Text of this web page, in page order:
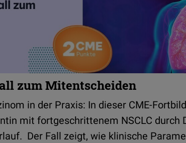
zum Mitentscheiden
in der Praxis: In dieser CME-
mit fortgeschrittenem NSCLC durch
Der Fall zeigt, wie klinische